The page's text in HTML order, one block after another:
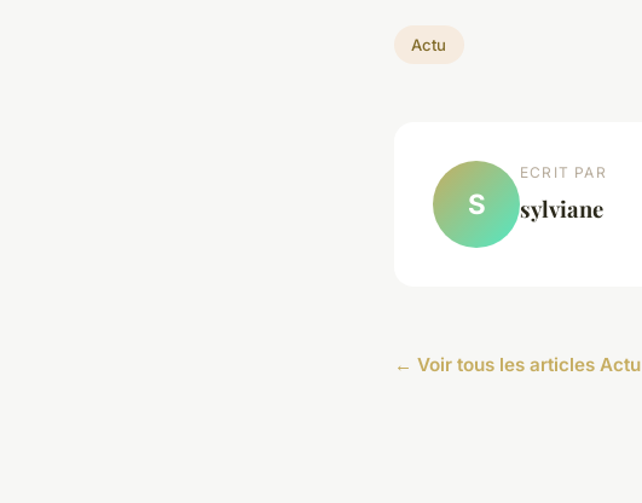
Actu
S
ECRIT PAR
sylviane
← Voir tous les articles Actu